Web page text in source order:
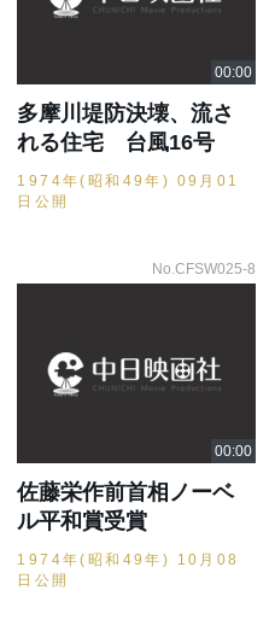
多摩川堤防決壊、流さ
れる住宅 台風16号
1974年(昭和49年) 09月01
日公開
No.CFSW025-8
佐藤栄作前首相ノーベ
ル平和賞受賞
1974年(昭和49年) 10月08
日公開